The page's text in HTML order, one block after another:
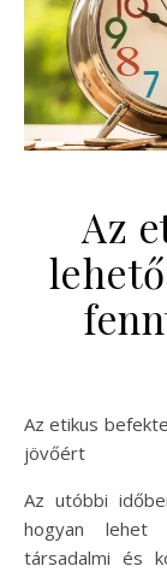
Az
Az etikus befektetés lehetőségei és előnyei a fenntartható
jövőért
Az utóbbi
hogyan lehet
társadalmi és